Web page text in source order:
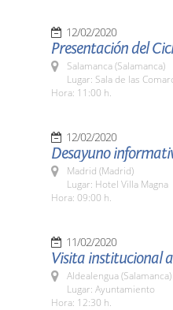
12/02/2020
Presentación del
Salamanca (Salamanca)
Lugar: Sala de las
Hora: 11:00 h.
12/02/2020
Desayuno
Madrid (Madrid)
Lugar: Hotel Villa Magna
Hora: 09:00 h.
11/02/2020
Visita institucional
Aldealengua (Salamanca)
Lugar: Ayuntamiento
Hora: 12:30 h.